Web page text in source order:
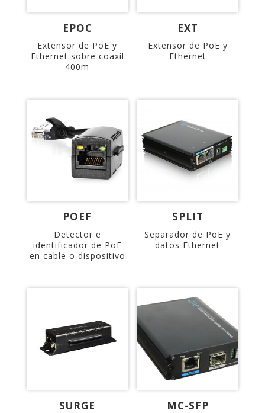
EPOC
Extensor de PoE y
Ethernet sobre coaxil
400m
EXT
Extensor de PoE y
Ethernet
POEF
Detector e
identificador de PoE
en cable o dispositivo
SPLIT
Separador de PoE y
datos Ethernet
SURGE MC-SFP